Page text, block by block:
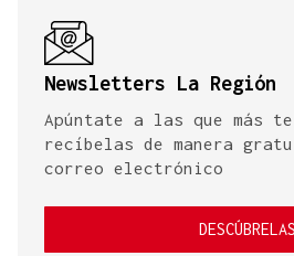
Newsletters La Región
Apúntate a las que más
recíbelas de manera
correo electrónico
DESCÚBRELAS